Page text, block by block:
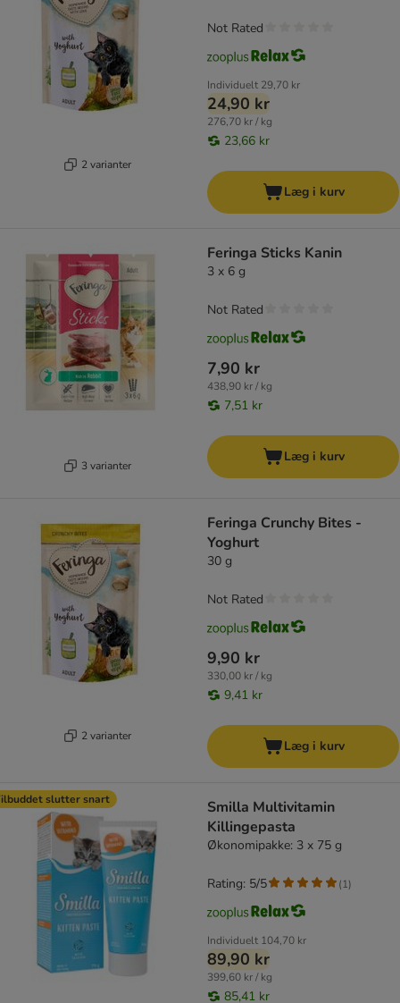
2 varianter
Individuelt 29,70 kr
24,90 kr
276,70 kr / kg
23,66 kr
Not Rated
Læg i kurv
3 varianter
Feringa Sticks Kanin
3 x 6 g
7,90 kr
438,90 kr / kg
7,51 kr
Not Rated
Læg i kurv
2 varianter
Feringa Crunchy Bites -
Yoghurt
30 g
9,90 kr
330,00 kr / kg
9,41 kr
Not Rated
Læg i kurv
slutter snart
Smilla Multivitamin
Killingepasta
Økonomipakke: 3 x 75 g
Individuelt 104,70 kr
89,90 kr
399,60 kr / kg
85,41 kr
Rating: 5/5 (1)